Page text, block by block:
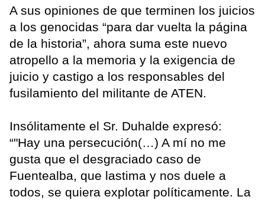
A sus opiniones de que terminen los juicios
a los genocidas “para dar vuelta la página
de la historia”, ahora suma este nuevo
atropello a la memoria y la exigencia de
juicio y castigo a los responsables del
fusilamiento del militante de ATEN.
Insólitamente el Sr. Duhalde expresó:
“"Hay una persecución(…) A mí no me
gusta que el desgraciado caso de
Fuentealba, que lastima y nos duele a
todos, se quiera explotar políticamente. La